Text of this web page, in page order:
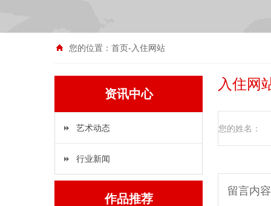
您的位置： 首页- 入住网站
资讯中心
艺术动态
行业新闻
作品推荐
入住网
您的姓名：
留言内容